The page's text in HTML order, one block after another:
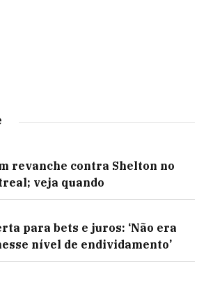
revanche contra Shelton no
veja quando
para bets e juros: ‘Não era
nível de endividamento’